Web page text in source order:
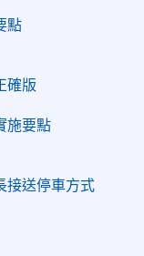
點
確版
施要點
接送停車方式